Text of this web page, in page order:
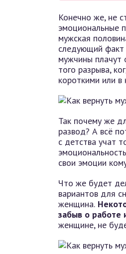
Конечно же, не
эмоциональные
мужская
следующий факт
мужчины плачут
того разрыва,
короткими или
Так почему же
развод? А всё
с детства учат
свои эмоции
Что же будет
вариантов для
женщина.
забыв о работе
женщине, не